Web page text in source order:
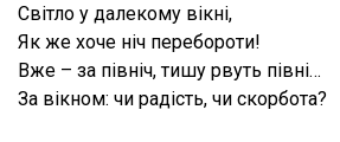
Світло у далекому вікні,
Як же хоче ніч перебороти!
Вже – за північ, тишу рвуть півні…
За вікном: чи радість, чи скорбота?